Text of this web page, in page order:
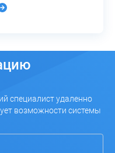
специалист удаленно
возможности системы